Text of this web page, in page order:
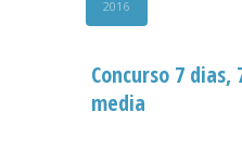
2016
Concurso 7 dias,
media